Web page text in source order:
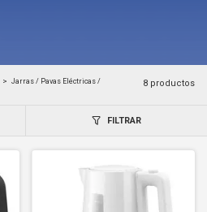
> Jarras / Pavas Eléctricas /
8 productos
FILTRAR